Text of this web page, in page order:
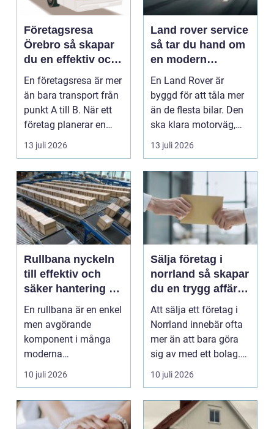
Företagsresa
Örebro så skapar
du en effektiv och
minnesvärd resa
En företagsresa är mer
än bara transport från
punkt A till B. När ett
företag planerar en
resa för m...
13 juli 2026
Land rover service
så tar du hand om
en modern
klassiker
En Land Rover är
byggd för att tåla mer
än de flesta bilar. Den
ska klara motorväg,
stadstrafik, gru...
13 juli 2026
Rullbana nyckeln
till effektiv och
säker hantering av
gods
En rullbana är en enkel
men avgörande
komponent i många
moderna
verksamheter. Den
används för att fl...
10 juli 2026
Sälja företag i
norrland så skapar
du en trygg affär
från start till mål
Att sälja ett företag i
Norrland innebär ofta
mer än att bara göra
sig av med ett bolag.
För många ä...
10 juli 2026